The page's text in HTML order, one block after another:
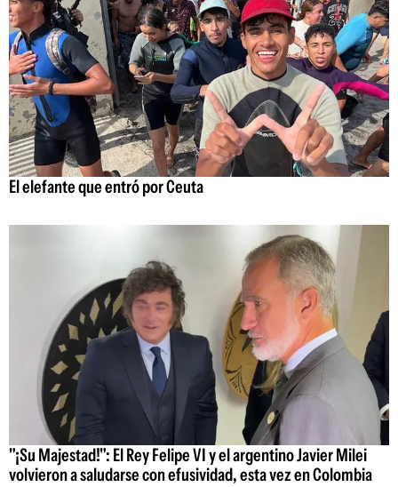
El elefante que entró por Ceuta
"¡Su Majestad!": El Rey Felipe VI y el argentino Javier Milei
volvieron a saludarse con efusividad, esta vez en Colombia